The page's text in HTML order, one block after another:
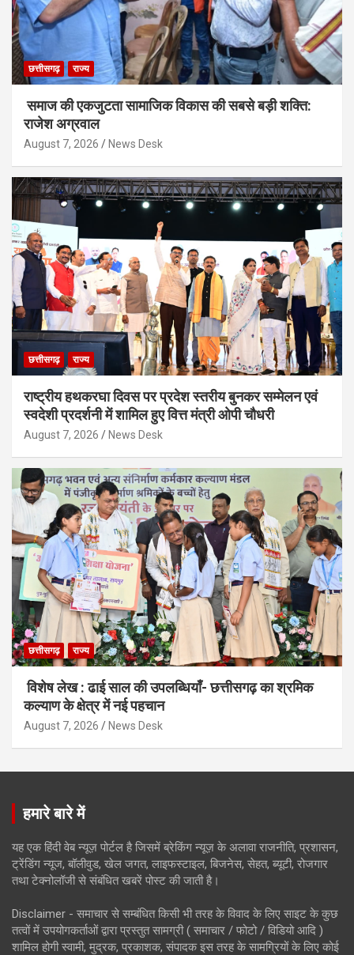
छत्तीसगढ़ राज्य
समाज की एकजुटता सामाजिक विकास की सबसे बड़ी शक्ति:
राजेश अग्रवाल
August 7, 2026 News Desk
छत्तीसगढ़ राज्य
राष्ट्रीय हथकरघा दिवस पर प्रदेश स्तरीय बुनकर सम्मेलन एवं
स्वदेशी प्रदर्शनी में शामिल हुए वित्त मंत्री ओपी चौधरी
August 7, 2026 News Desk
छत्तीसगढ़ राज्य
विशेष लेख : ढाई साल की उपलब्धियाँ- छत्तीसगढ़ का श्रमिक
कल्याण के क्षेत्र में नई पहचान
August 7, 2026 News Desk
हमारे बारे में
यह एक हिंदी वेब न्यूज़ पोर्टल है जिसमें ब्रेकिंग न्यूज़ के अलावा राजनीति, प्रशासन,
ट्रेंडिंग न्यूज, बॉलीवुड, खेल जगत, लाइफस्टाइल, बिजनेस, सेहत, ब्यूटी, रोजगार
तथा टेक्नोलॉजी से संबंधित खबरें पोस्ट की जाती है।
Disclaimer - समाचार से सम्बंधित किसी भी तरह के विवाद के लिए साइट के कुछ
तत्वों में उपयोगकर्ताओं द्वारा प्रस्तुत सामग्री ( समाचार / फोटो / विडियो आदि )
शामिल होगी स्वामी, मुद्रक, प्रकाशक, संपादक इस तरह के सामग्रियों के लिए कोई